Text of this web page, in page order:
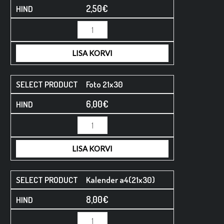
2,50€
LISA KORVI
Foto 21x30
6,00€
LISA KORVI
Kalender a4(21x30)
8,00€